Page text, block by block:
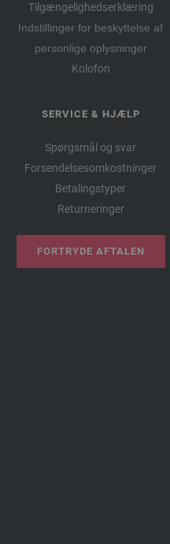
Tilgængelighedserklæring
Indstillinger for beskyttelse af
personlige oplysninger
Kolofon
SERVICE & HJÆLP
Spørgsmål og svar
Forsendelsesomkostninger
Betalingstyper
Returneringer
FORTRYDE AFTALEN